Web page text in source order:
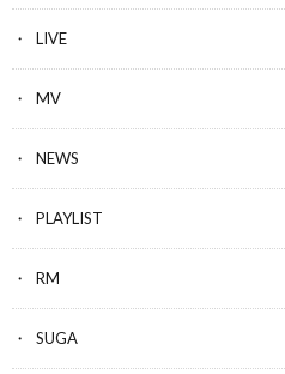
LIVE
MV
NEWS
PLAYLIST
RM
SUGA